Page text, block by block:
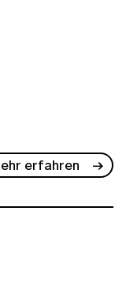
erfahren